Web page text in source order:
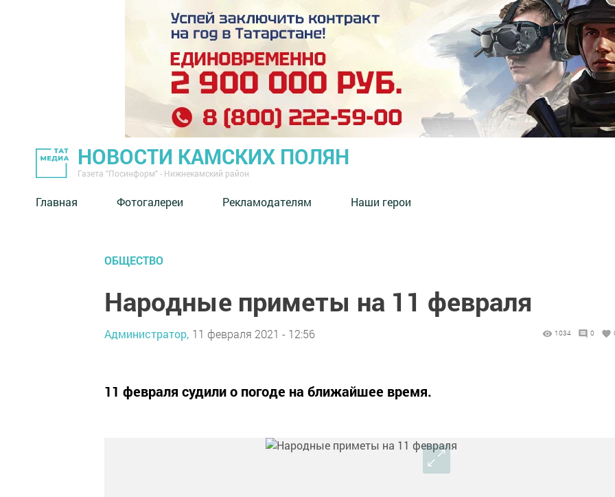
НОВОСТИ КАМСКИХ ПОЛЯН
Газета "Посинформ" - Нижнекамский район
Главная Фотогалереи Рекламодателям Наши герои
ОБЩЕСТВО
Народные приметы на 11 февраля
Администратор, 11 февраля 2021 - 12:56 1034 0
11 февраля судили о погоде на ближайшее время.